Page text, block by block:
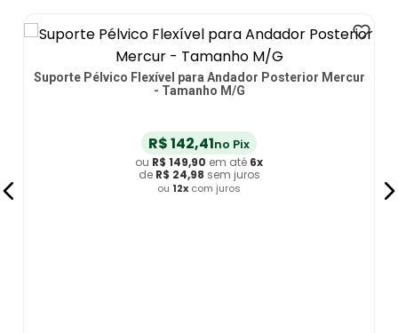
Suporte Pélvico Flexível para Andador Posterior Mercur
- Tamanho M/G
R$142,41no Pix
ou R$ 149,90 em até 6x
de R$ 24,98 sem juros
ou 12x com juros